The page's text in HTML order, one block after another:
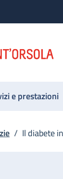
e prestazioni
/ Il diabete